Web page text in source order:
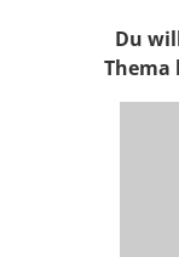
Du
Thema